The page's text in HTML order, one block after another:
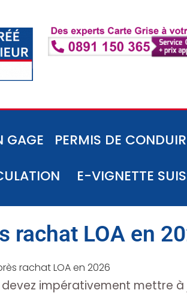
GAGE
PERMIS DE
E-VIGNETTE
rachat LOA en
rachat LOA en 2026
devez impérativement mettre à